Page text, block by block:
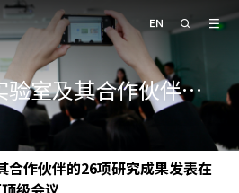
清华大学未来实验室及其合作伙伴的26项研究成果发表在CHI 2026 国际人机交互顶级会议
合作伙伴的26项研究成果发表在